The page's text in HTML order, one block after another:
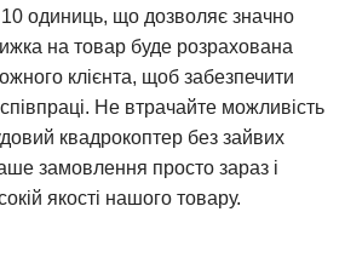
одиниць, що дозволяє значно
на товар буде розрахована
клієнта, щоб забезпечити
Не втрачайте можливість
квадрокоптер без зайвих
замовлення просто зараз і
якості нашого товару.